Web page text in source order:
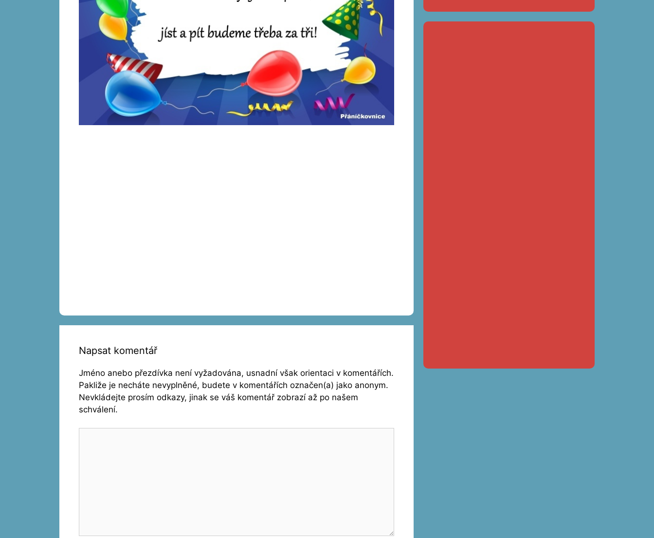
Napsat komentář
Jméno anebo přezdívka není vyžadována, usnadní však orientaci v komentářích.
Pakliže je necháte nevyplněné, budete v komentářích označen(a) jako anonym.
Nevkládejte prosím odkazy, jinak se váš komentář zobrazí až po našem
schválení.